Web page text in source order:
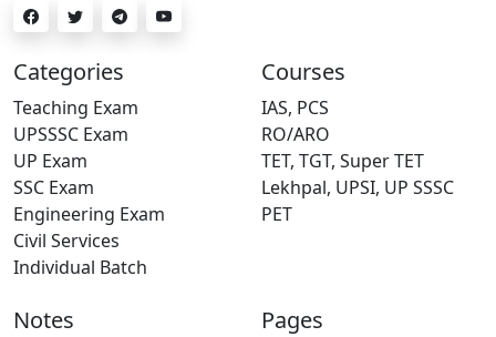
Categories
Teaching Exam
UPSSSC Exam
UP Exam
SSC Exam
Engineering Exam
Civil Services
Individual Batch
Courses
IAS, PCS
RO/ARO
TET, TGT, Super TET
Lekhpal, UPSI, UP SSSC
PET
Notes Pages